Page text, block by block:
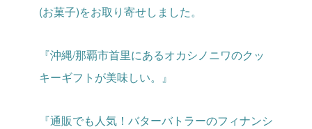
(お菓子)をお取り寄せしました。
『沖縄/那覇市首里にあるオカシノニワのクッ
キーギフトが美味しい。』
『通販でも人気！バターバトラーのフィナンシ